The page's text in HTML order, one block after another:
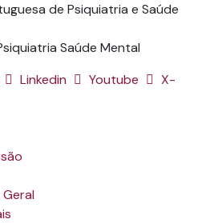
Saúde Mental
Linkedin Youtube
X-